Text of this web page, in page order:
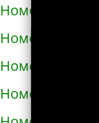
Номера
Номера
Номера
Номера